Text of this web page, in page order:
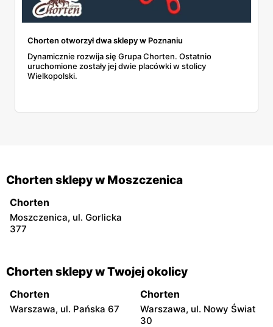
Chorten otworzył dwa sklepy w Poznaniu
Dynamicznie rozwija się Grupa Chorten. Ostatnio
uruchomione zostały jej dwie placówki w stolicy
Wielkopolski.
Chorten sklepy w Moszczenica
Chorten
Moszczenica, ul. Gorlicka
377
Chorten sklepy w Twojej okolicy
Chorten
Warszawa, ul. Pańska 67
Chorten
Warszawa, ul. Nowy Świat
30